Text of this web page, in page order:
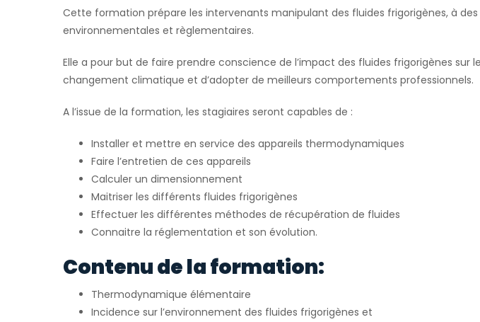
Cette formation prépare les intervenants manipulant des fluides frigorigènes, à
environnementales et règlementaires.
Elle a pour but de faire prendre conscience de l’impact des fluides frigorigènes sur
changement climatique et d’adopter de meilleurs comportements professionnels.
A l’issue de la formation, les stagiaires seront capables de :
Installer et mettre en service des appareils thermodynamiques
Faire l’entretien de ces appareils
Calculer un dimensionnement
Maitriser les différents fluides frigorigènes
Effectuer les différentes méthodes de récupération de fluides
Connaitre la réglementation et son évolution.
Contenu de la formation:
Thermodynamique élémentaire
Incidence sur l’environnement des fluides frigorigènes et